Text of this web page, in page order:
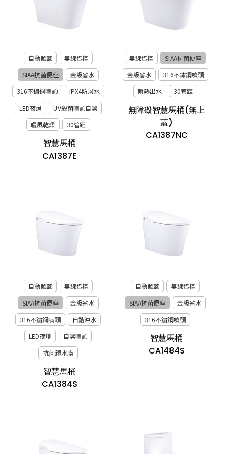
自動掀蓋
無線遙控
SIAA抗菌便座
金級省水
316不鏽鋼噴頭
IPX4防潑水
LED夜燈
UV殺菌噴頭自潔
暖風乾燥
30管距
智慧馬桶
CA1387E
無線遙控
SIAA抗菌便座
金級省水
316不鏽鋼噴頭
瞬熱出水
30管距
無障礙智慧馬桶(無上
蓋)
CA1387NC
自動掀蓋
無線遙控
SIAA抗菌便座
金級省水
316不鏽鋼噴頭
自動沖水
LED夜燈
自潔噴頭
抗菌親水膜
智慧馬桶
CA1384S
自動掀蓋
無線遙控
SIAA抗菌便座
金級省水
316不鏽鋼噴頭
智慧馬桶
CA1484S